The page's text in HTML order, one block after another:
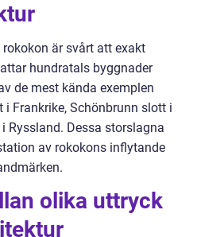
är svårt att exakt
hundratals byggnader
de mest kända exemplen
i Frankrike, Schönbrunn slott i
Ryssland. Dessa storslagna
av rokokons inflytande
olika uttryck